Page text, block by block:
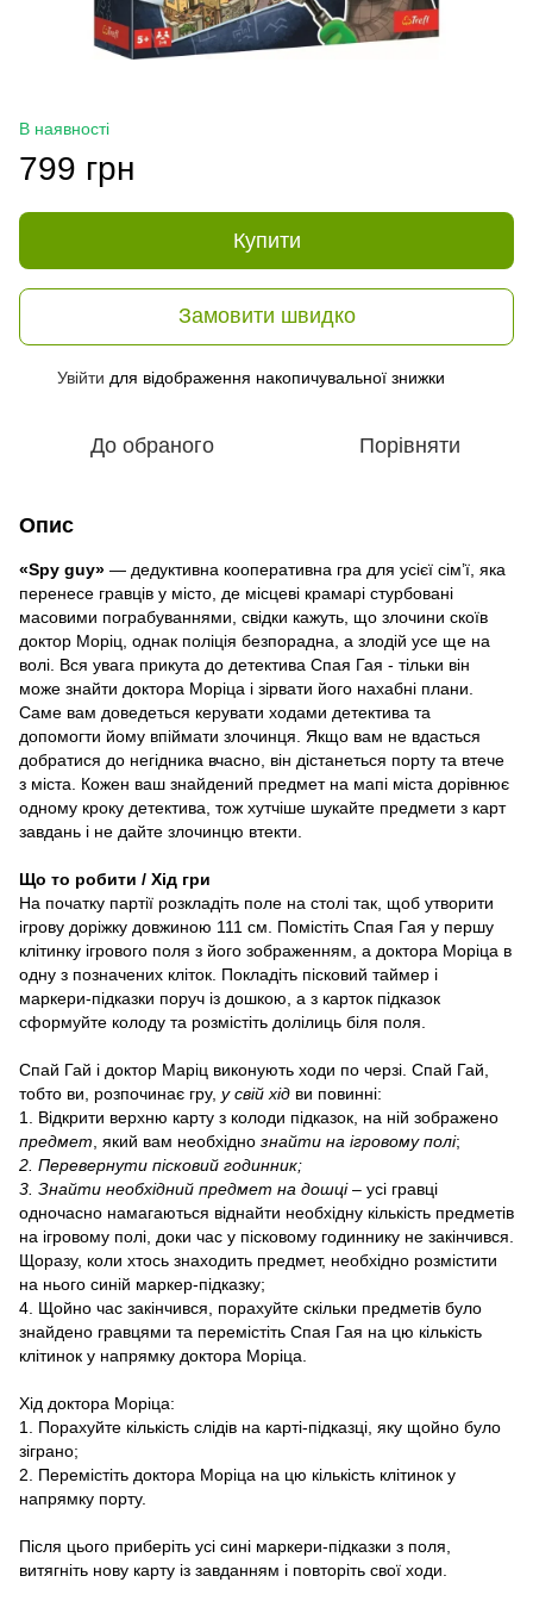
В наявності
799 грн
Купити
Замовити швидко
Увійти для відображення накопичувальної знижки
До обраного Порівняти
Опис
«Spy guy» — дедуктивна кооперативна гра для усієї сім’ї, яка
перенесе гравців у місто, де місцеві крамарі стурбовані
масовими пограбуваннями, свідки кажуть, що злочини скоїв
доктор Моріц, однак поліція безпорадна, а злодій усе ще на
волі. Вся увага прикута до детектива Спая Гая - тільки він
може знайти доктора Моріца і зірвати його нахабні плани.
Саме вам доведеться керувати ходами детектива та
допомогти йому впіймати злочинця. Якщо вам не вдасться
добратися до негідника вчасно, він дістанеться порту та втече
з міста. Кожен ваш знайдений предмет на мапі міста дорівнює
одному кроку детектива, тож хутчіше шукайте предмети з карт
завдань і не дайте злочинцю втекти.
Що то робити / Хід гри
На початку партії розкладіть поле на столі так, щоб утворити
ігрову доріжку довжиною 111 см. Помістіть Спая Гая у першу
клітинку ігрового поля з його зображенням, а доктора Моріца в
одну з позначених кліток. Покладіть пісковий таймер і
маркери-підказки поруч із дошкою, а з карток підказок
сформуйте колоду та розмістіть долілиць біля поля.
Спай Гай і доктор Маріц виконують ходи по черзі. Спай Гай,
тобто ви, розпочинає гру, у свій хід ви повинні:
1. Відкрити верхню карту з колоди підказок, на ній зображено
предмет , який вам необхідно знайти на ігровому полі;
2. Перевернути пісковий годинник;
3. Знайти необхідний предмет на дошці– усі гравці
одночасно намагаються віднайти необхідну кількість предметів
на ігровому полі, доки час у пісковому годиннику не закінчився.
Щоразу, коли хтось знаходить предмет, необхідно розмістити
на нього синій маркер-підказку;
4. Щойно час закінчився, порахуйте скільки предметів було
знайдено гравцями та перемістіть Спая Гая на цю кількість
клітинок у напрямку доктора Моріца.
Хід доктора Моріца:
1. Порахуйте кількість слідів на карті-підказці, яку щойно було
зіграно;
2. Перемістіть доктора Моріца на цю кількість клітинок у
напрямку порту.
Після цього приберіть усі сині маркери-підказки з поля,
витягніть нову карту із завданням і повторіть свої ходи.